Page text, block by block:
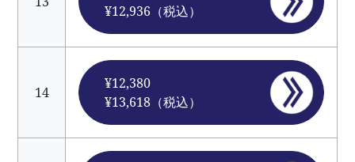
¥12,936（税込）
14
¥12,380
¥13,618（税込）